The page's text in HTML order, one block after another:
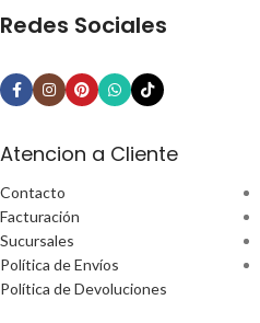
Redes Sociales
Atencion a Cliente
Contacto
Facturación
Sucursales
Política de Envíos
Política de Devoluciones